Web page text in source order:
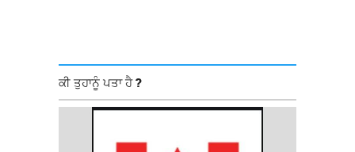
ਕੀ ਤੁਹਾਨੂੰ ਪਤਾ ਹੈ ?